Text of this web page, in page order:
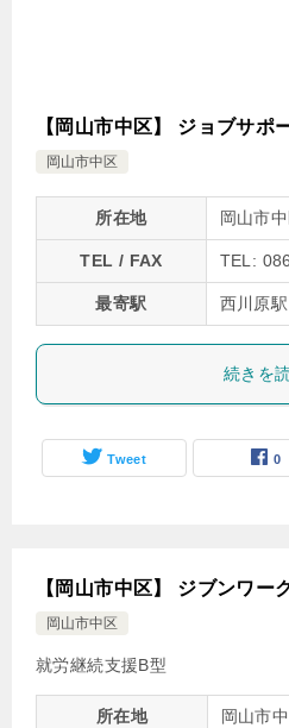
【岡山市中区】 ジョブサポ
岡山市中区
所在地 岡山市
TEL / FAX TEL:
最寄駅 西川原
続きを
Tweet 0
【岡山市中区】 ジブンワー
岡山市中区
就労継続支援B型
所在地 岡山市